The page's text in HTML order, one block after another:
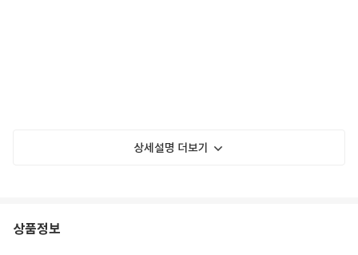
상세설명 더보기
상품정보